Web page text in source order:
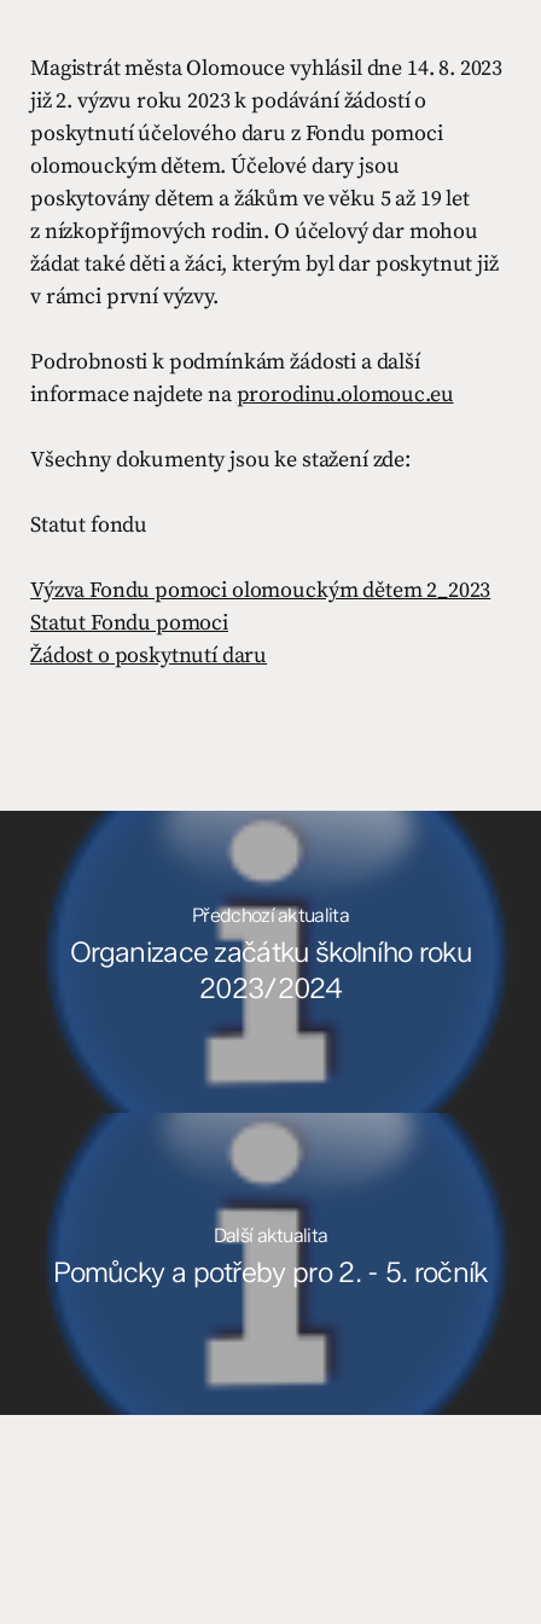
Magistrát města Olomouce vyhlásil dne 14. 8. 2023
již 2. výzvu roku 2023 k podávání žádostí o
poskytnutí účelového daru z Fondu pomoci
olomouckým dětem. Účelové dary jsou
poskytovány dětem a žákům ve věku 5 až 19 let
z nízkopříjmových rodin. O účelový dar mohou
žádat také děti a žáci, kterým byl dar poskytnut již
v rámci první výzvy.
Podrobnosti k podmínkám žádosti a další
informace najdete naprorodinu.olomouc.eu
Všechny dokumenty jsou ke stažení zde:
Statut fondu
Výzva Fondu pomoci olomouckým dětem 2_2023
Statut Fondu pomoci
Žádost o poskytnutí daru
Předchozí aktualita
Organizace začátku školního roku
2023/2024
Další aktualita
Pomůcky a potřeby pro 2. - 5. ročník